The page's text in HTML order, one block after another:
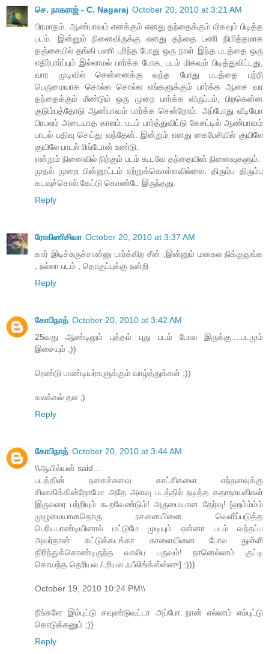
செ. நாகராஜ் - C. Nagaraj October 20, 2010 at 3:21 AM
பிரமாதம். ஆண்பாவம் எனக்கும் எனது தந்தைக்கும் மிகவும் பிடித்த
படம். இன்னும் நினைவிருக்கு எனது தந்தை பணி நிமித்தமாக
தஞ்சையில் தங்கி பணி புரிந்த போது ஒரு நாள் இந்த படத்தை ஒரு
எதிர்பார்ப்பும் இல்லாமல் பார்க்க போக, படம் மிகவும் பிடித்துவிட்டது,
வார முடிவில் சென்னைக்கு வந்த போது படத்தை பற்றி
பெருமையாக சொல்ல சொல்ல எங்களுக்கும் பார்க்க ஆசை வர
தந்தைக்கும் மீண்டும் ஒரு முறை பார்க்க விருப்பம், பிறகென்ன
குடும்பத்தோடு ஆண்பாவம் பார்க்க சென்றோம். அப்போது வீடியோ
பிரபலம் அடையாத காலம். படம் பார்த்துவிட்டு கேசட்டில் ஆண்பாவம்
பாடல் பதிவு செய்து வந்தேன். இன்றும் எனது கைபேசியில் குயிலே
குயிலே பாடல் ரிங்டோன் உண்டு.
என்றும் நினைவில் நிற்கும் படம் கூடவே தந்தையின் நினைவுகளும்.
முதல் முறை பின்னூட்டம் ஏற்றுக்கொள்ளவில்லை. திரும்ப திரும்ப
கடவுச்சொல் கேட்டு கொண்டே இருந்தது.
Reply
ரோகிணிசிவா October 20, 2010 at 3:37 AM
கார் இடிச்சுருச்சான்னு பார்க்கிற சீன் ,இன்னும் மனசுல நிக்குதுங்க
, நல்லா படம் , தொகுப்புக்கு நன்றி
Reply
கோபிநாத் October 20, 2010 at 3:42 AM
25வது ஆண்டிலும் புத்தம் புது படம் போல இருக்கு....படமும்
இசையும் ;))
ரெண்டு பாண்டியர்களுக்கும் வாழ்த்துக்கள் ;))
கலக்கல் தல ;)
Reply
கோபிநாத் October 20, 2010 at 3:44 AM
\\ஆயில்யன் said...
படத்தின் நகைச்சுவை காட்சிகளை எந்தளவுக்கு
சிலாகிக்கின்றோமோ அதே அளவு படத்தில் நடித்த கதாநாயகிகள்
இருவரை பற்றியும் கூறவேண்டும்! அருமையான தேர்வு! [ஹம்ம்ம்ம்
முழுமையானதொரு ரசனையினை வெளிப்படுத்த
பெரியபாண்டியினால் மட்டுமே முடியும் ஏன்னா படம் வந்தப்ப
அவர்தான் கட்டுக்கடங்கா காளையினை போல துள்ளி
திரிந்துக்கொண்டிருந்த வாலிப பருவம்! நானெல்லாம் குட்டி
கொயந்த தெரியல /புரியல ஃபீலிங்க்ஸ்ஸ்ஸு] :)))
October 19, 2010 10:24 PM\\
நீங்களே இம்புட்டு சவுண்டுவுட்டா அப்போ நான் எல்லாம் எம்புட்டு
கொடுக்கனும் ;))
Reply